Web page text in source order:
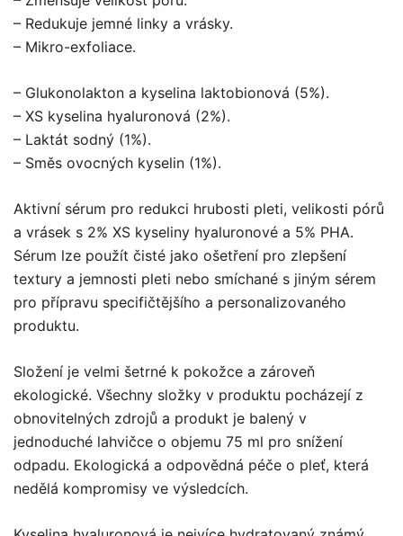
– Redukuje jemné linky a vrásky.
– Mikro-exfoliace.
– Glukonolakton a kyselina laktobionová (5%).
– XS kyselina hyaluronová (2%).
– Laktát sodný (1%).
– Směs ovocných kyselin (1%).
Aktivní sérum pro redukci hrubosti pleti, velikosti pórů
a vrásek s 2% XS kyseliny hyaluronové a 5% PHA.
Sérum lze použít čisté jako ošetření pro zlepšení
textury a jemnosti pleti nebo smíchané s jiným sérem
pro přípravu specifičtějšího a personalizovaného
produktu.
Složení je velmi šetrné k pokožce a zároveň
ekologické. Všechny složky v produktu pocházejí z
obnovitelných zdrojů a produkt je balený v
jednoduché lahvičce o objemu 75 ml pro snížení
odpadu. Ekologická a odpovědná péče o pleť, která
nedělá kompromisy ve výsledcích.